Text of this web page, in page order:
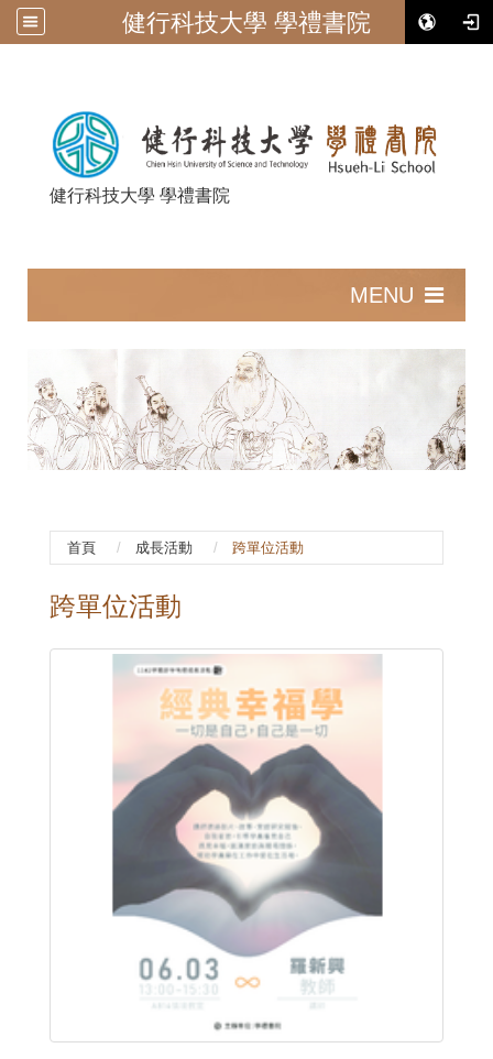
健行科技大學 學禮書院
健行科技大學 學禮書院
MENU
首頁 成長活動 跨單位活動
跨單位活動